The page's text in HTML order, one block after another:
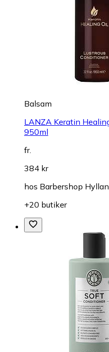
Balsam
LANZA Keratin
950ml
fr.
384 kr
hos Barbershop Hyllan
+20 butiker